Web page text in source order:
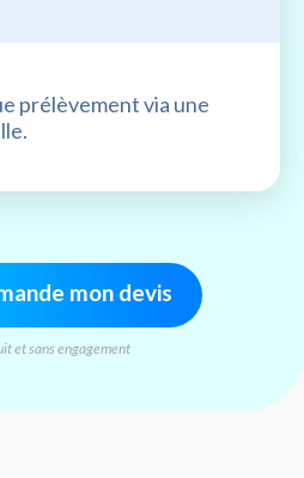
prélèvement via une
mon devis
et sans engagement